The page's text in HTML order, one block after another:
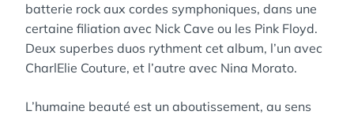
batterie rock aux cordes symphoniques, dans une
certaine filiation avec Nick Cave ou les Pink Floyd.
Deux superbes duos rythment cet album, l’un avec
CharlElie Couture, et l’autre avec Nina Morato.
L’humaine beauté est un aboutissement, au sens